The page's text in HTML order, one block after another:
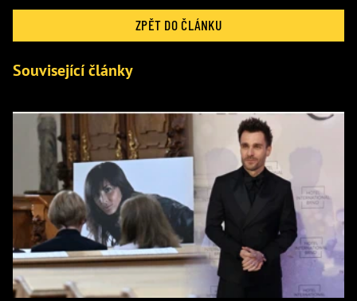
ZPĚT DO ČLÁNKU
Související články